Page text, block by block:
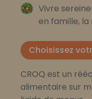
Vivre
en famille,
Choisissez
CROQ est un
alimentaire sur